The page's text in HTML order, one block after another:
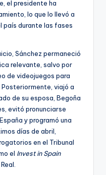
el presidente ha
lo que lo llevó a
país durante las fases
Sánchez permaneció
relevante, salvo por
de videojuegos para
viajó a
de su esposa, Begoña
evitó pronunciarse
y programó una
días de abril,
en el Tribunal
el Invest in Spain